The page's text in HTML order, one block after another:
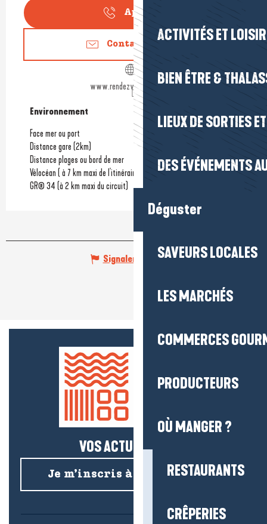
ACTIVITÉS ET
BIEN ÊTRE &
LIEUX DE SORTIES
DES ÉVÉNEMENTS
Déguster
SAVEURS LOCALES
LES MARCHÉS
COMMERCES
PRODUCTEURS
OÙ MANGER ?
RESTAURANTS
CRÊPERIES
Appeler
Contactez-nous
www.rendezvousalaplage.fr
Environnement
Environnement
Face mer ou port
Distance gare (2km)
Distance plages ou bord de mer
Vélocéan ( à 7 km maxi de l'itinéraire)
GR® 34 (à 2 km maxi du circuit)
Signaler une erreur
VOS ACTUS SALÉES !
Je m’inscris à la newsletter